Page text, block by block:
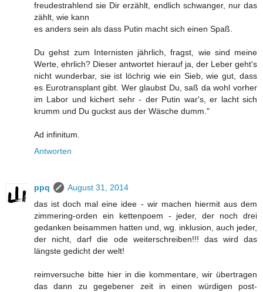
freudestrahlend sie Dir erzählt, endlich schwanger, nur das
zählt, wie kann
es anders sein als dass Putin macht sich einen Spaß.
Du gehst zum Internisten jährlich, fragst, wie sind meine
Werte, ehrlich? Dieser antwortet hierauf ja, der Leber geht's
nicht wunderbar, sie ist löchrig wie ein Sieb, wie gut, dass
es Eurotransplant gibt. Wer glaubst Du, saß da wohl vorher
im Labor und kichert sehr - der Putin war's, er lacht sich
krumm und Du guckst aus der Wäsche dumm."
Ad infinitum.
Antworten
ppq
August 31, 2014
das ist doch mal eine idee - wir machen hiermit aus dem
zimmering-orden ein kettenpoem - jeder, der noch drei
gedanken beisammen hatten und, wg. inklusion, auch jeder,
der nicht, darf die ode weiterschreiben!!! das wird das
längste gedicht der welt!
reimversuche bitte hier in die kommentare, wir übertragen
das dann zu gegebener zeit in einen würdigen post-